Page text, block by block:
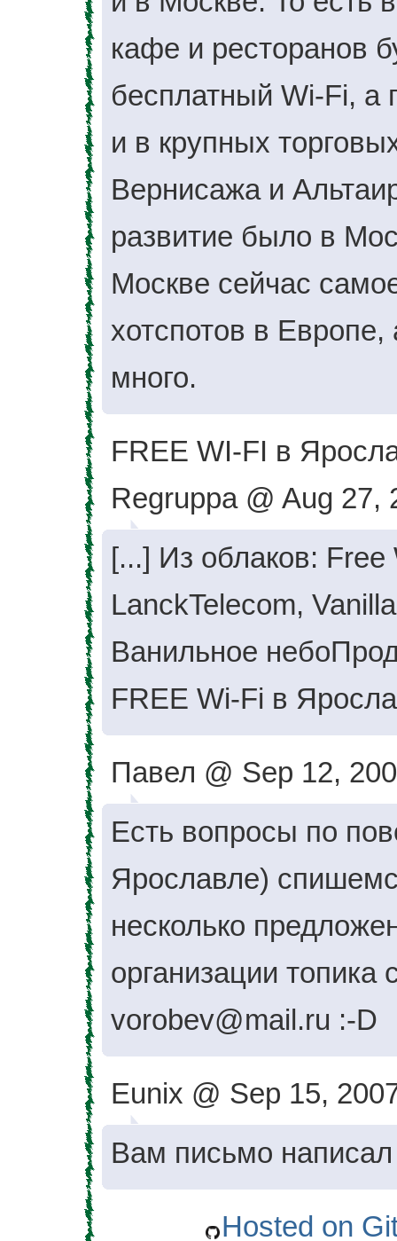
кафе и ресторанов
бесплатный Wi-Fi, а
и в крупных
Вернисажа и
развитие было в
Москве сейчас
хотспотов в Европе,
много.
FREE WI-FI в
Regruppa @ Aug 27,
[...] Из облаков:
LanckTelecom,
Ванильное
FREE Wi-Fi в
Павел @ Sep 12,
Есть вопросы по
Ярославле)
несколько
организации
vorobev@mail.ru :-D
Eunix @ Sep 15,
Вам письмо
Hosted on